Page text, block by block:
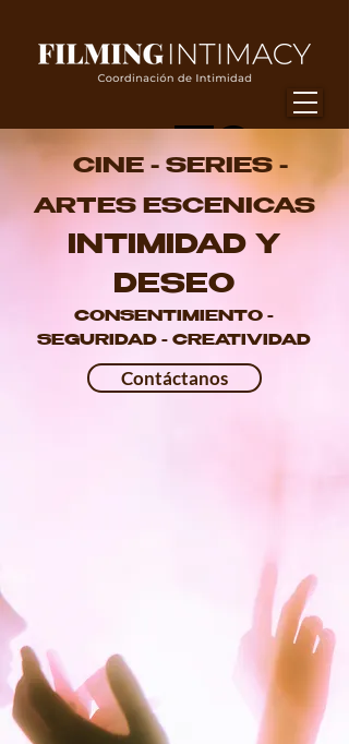
CINE - SERIES -
ARTES ESCENICAS
INTIMIDAD Y
DESEO
CONSENTIMIENTO -
SEGURIDAD - CREATIVIDAD
Contáctanos